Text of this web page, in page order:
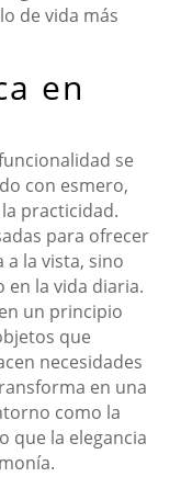
de vida más
en
se
con esmero,
practicidad.
para ofrecer
la vista, sino
la vida diaria.
un principio
que
necesidades
en una
como la
que la elegancia